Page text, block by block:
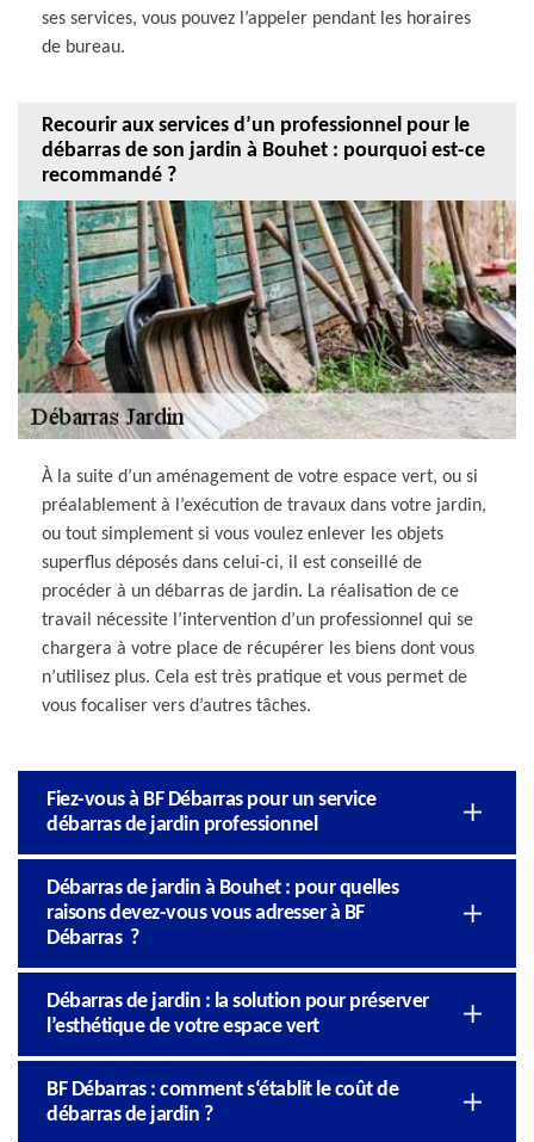
ses services, vous pouvez l’appeler pendant les horaires
de bureau.
Recourir aux services d’un professionnel pour le
débarras de son jardin à Bouhet : pourquoi est-ce
recommandé ?
À la suite d’un aménagement de votre espace vert, ou si
préalablement à l’exécution de travaux dans votre jardin,
ou tout simplement si vous voulez enlever les objets
superflus déposés dans celui-ci, il est conseillé de
procéder à un débarras de jardin. La réalisation de ce
travail nécessite l’intervention d’un professionnel qui se
chargera à votre place de récupérer les biens dont vous
n’utilisez plus. Cela est très pratique et vous permet de
vous focaliser vers d’autres tâches.
Fiez-vous à BF Débarras pour un service
débarras de jardin professionnel
Débarras de jardin à Bouhet : pour quelles
raisons devez-vous vous adresser à BF
Débarras ?
Débarras de jardin : la solution pour préserver
l’esthétique de votre espace vert
BF Débarras : comment s‘établit le coût de
débarras de jardin ?